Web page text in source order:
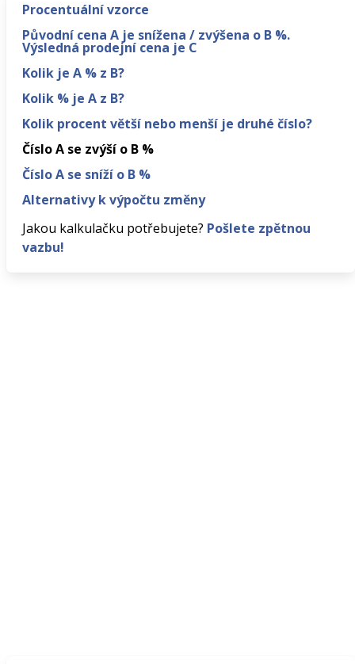
Procentuální vzorce
Původní cena A je snížena / zvýšena o B %.
Výsledná prodejní cena je C
Kolik je A % z B?
Kolik % je A z B?
Kolik procent větší nebo menší je druhé číslo?
Číslo A se zvýší o B %
Číslo A se sníží o B %
Alternativy k výpočtu změny
Jakou kalkulačku potřebujete? Pošlete zpětnou
vazbu!